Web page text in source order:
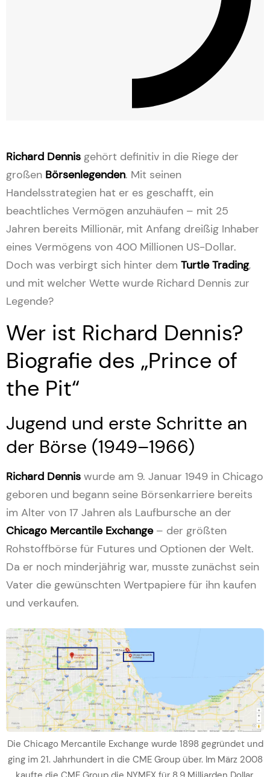
Richard Dennis gehört definitiv in die Riege der
großen Börsenlegenden. Mit seinen
Handelsstrategien hat er es geschafft, ein
beachtliches Vermögen anzuhäufen – mit 25
Jahren bereits Millionär, mit Anfang dreißig Inhaber
eines Vermögens von 400 Millionen US-Dollar.
Doch was verbirgt sich hinter dem Turtle Trading,
und mit welcher Wette wurde Richard Dennis zur
Legende?
Wer ist Richard Dennis?
Biografie des „Prince of
the Pit“
Jugend und erste Schritte an
der Börse (1949–1966)
Richard Dennis wurde am 9. Januar 1949 in Chicago
geboren und begann seine Börsenkarriere bereits
im Alter von 17 Jahren als Laufbursche an der
Chicago Mercantile Exchange– der größten
Rohstoffbörse für Futures und Optionen der Welt.
Da er noch minderjährig war, musste zunächst sein
Vater die gewünschten Wertpapiere für ihn kaufen
und verkaufen.
Die Chicago Mercantile Exchange wurde 1898 gegründet und
ging im 21. Jahrhundert in die CME Group über. Im März 2008